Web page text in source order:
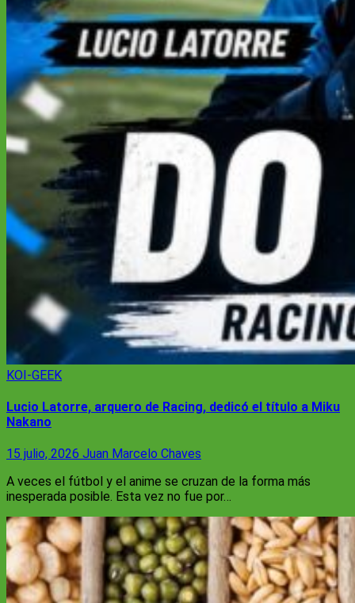
KOI-GEEK
Lucio Latorre, arquero de Racing, dedicó el título a Miku
Nakano
15 julio, 2026 Juan Marcelo Chaves
A veces el fútbol y el anime se cruzan de la forma más
inesperada posible. Esta vez no fue por…